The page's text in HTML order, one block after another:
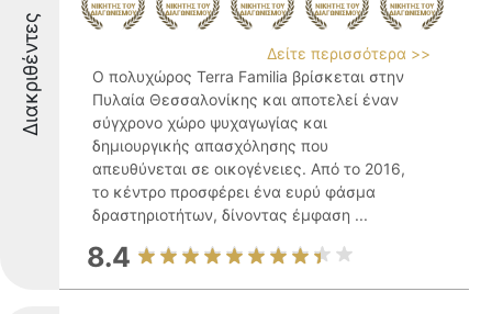
Διακριθέντες
Δείτε περισσότερα >>
Ο πολυχώρος Terra Familia βρίσκεται στην
Πυλαία Θεσσαλονίκης και αποτελεί έναν
σύγχρονο χώρο ψυχαγωγίας και
δημιουργικής απασχόλησης που
απευθύνεται σε οικογένειες. Από το 2016,
το κέντρο προσφέρει ένα ευρύ φάσμα
δραστηριοτήτων, δίνοντας έμφαση ...
8.4